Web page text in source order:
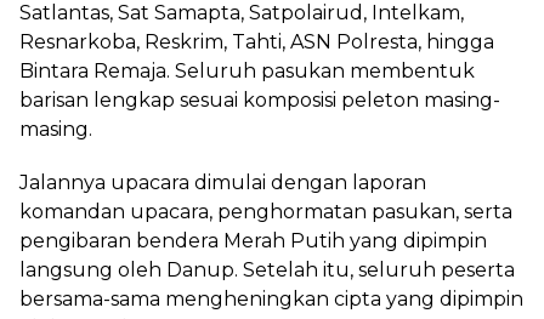
Satlantas, Sat Samapta, Satpolairud, Intelkam,
Resnarkoba, Reskrim, Tahti, ASN Polresta, hingga
Bintara Remaja. Seluruh pasukan membentuk
barisan lengkap sesuai komposisi peleton masing-
masing.
Jalannya upacara dimulai dengan laporan
komandan upacara, penghormatan pasukan, serta
pengibaran bendera Merah Putih yang dipimpin
langsung oleh Danup. Setelah itu, seluruh peserta
bersama-sama mengheningkan cipta yang dipimpin